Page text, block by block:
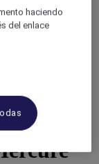
haciendo
del enlace